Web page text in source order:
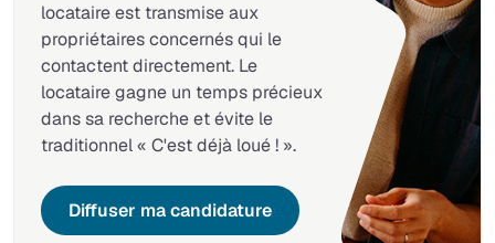
locataire est transmise aux
propriétaires concernés qui le
contactent directement. Le
locataire gagne un temps précieux
dans sa recherche et évite le
traditionnel « C'est déjà loué ! ».
Diffuser ma candidature